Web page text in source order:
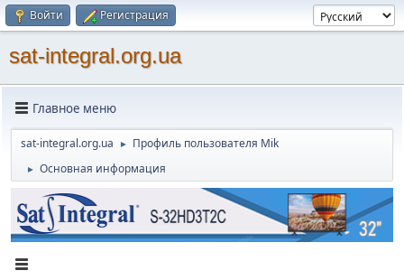
Войти Регистрация
sat-integral.org.ua
Главное меню
sat-integral.org.ua ► Профиль пользователя Mik
► Основная информация